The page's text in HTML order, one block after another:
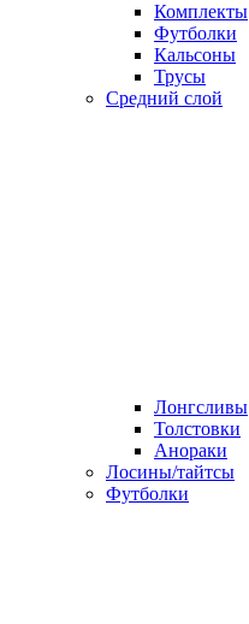
Комплекты
Футболки
Кальсоны
Трусы
Средний слой
Лонгсливы
Толстовки
Анораки
Лосины/тайтсы
Футболки